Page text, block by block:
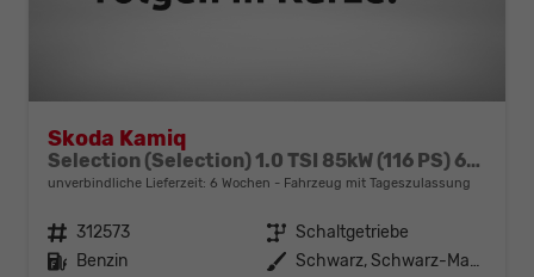
Skoda Kamiq
Selection (Selection) 1.0 TSI 85kW (116 PS) 6-Gang Schaltgetriebe
unverbindliche Lieferzeit: 6 Wochen Fahrzeug mit Tageszulassung
Fahrzeugnr. 312573 Getriebe Schaltgetriebe
Kraftstoff Benzin Außenfarbe
Schwarz, Schwarz-Magic Perleffekt (1Z)